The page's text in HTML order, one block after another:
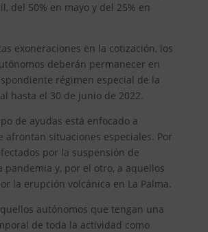
del 50% en mayo y del 25% en
exoneraciones en la cotización, los
deberán permanecer en
régimen especial de la
hasta el 30 de junio de 2022.
de ayudas está enfocado a
afrontan situaciones especiales. Por
por la suspensión de
pandemia y, por el otro, a aquellos
la erupción volcánica en La Palma.
autónomos que tengan una
de toda la actividad como